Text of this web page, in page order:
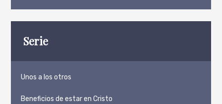
Serie
Unos a los otros
Beneficios de estar en Cristo